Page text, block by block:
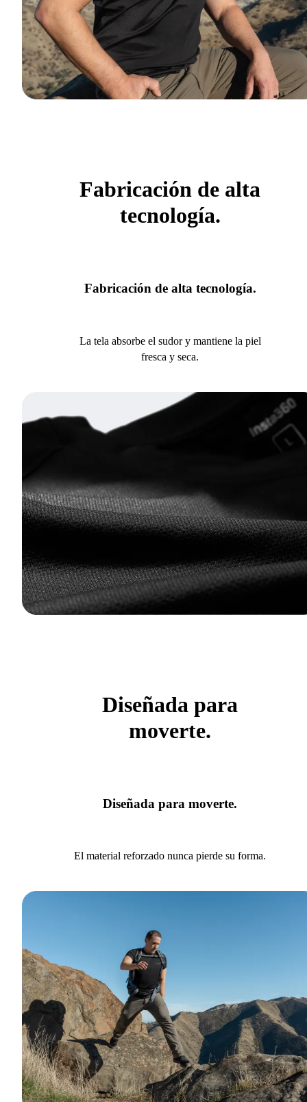
Fabricación de alta
tecnología.
Fabricación de alta tecnología.
La tela absorbe el sudor y mantiene la piel
fresca y seca.
Diseñada para
moverte.
Diseñada para moverte.
El material reforzado nunca pierde su forma.